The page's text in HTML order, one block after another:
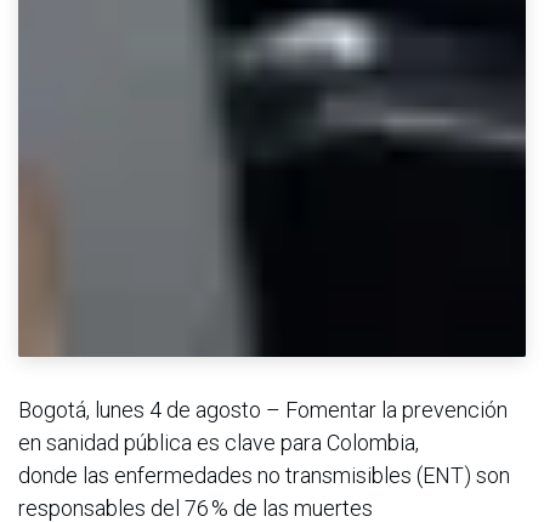
Bogotá, lunes 4 de agosto – Fomentar la prevención
en sanidad pública es clave para Colombia,
donde las enfermedades no transmisibles (ENT) son
responsables del 76 % de las muertes